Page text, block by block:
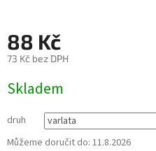
88 Kč
73 Kč bez DPH
cena:
Skladem
druh
Můžeme doručit do: 11.8.2026